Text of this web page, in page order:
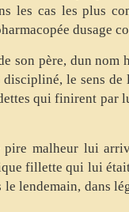
les cas les plus
dusage
père, dun nom
le sens de
qui finirent
malheur lui
fillette qui lui
lendemain, dans